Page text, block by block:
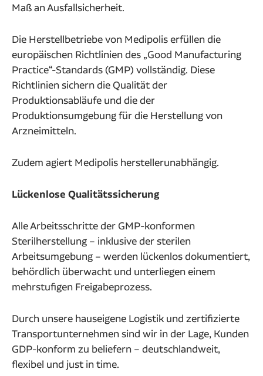
Maß an Ausfallsicherheit.
Die Herstellbetriebe von Medipolis erfüllen die
europäischen Richtlinien des „Good Manufacturing
Practice“-Standards (GMP) vollständig. Diese
Richtlinien sichern die Qualität der
Produktionsabläufe und die der
Produktionsumgebung für die Herstellung von
Arzneimitteln.
Zudem agiert Medipolis herstellerunabhängig.
Lückenlose Qualitätssicherung
Alle Arbeitsschritte der GMP-konformen
Sterilherstellung – inklusive der sterilen
Arbeitsumgebung – werden lückenlos dokumentiert,
behördlich überwacht und unterliegen einem
mehrstufigen Freigabeprozess.
Durch unsere hauseigene Logistik und zertifizierte
Transportunternehmen sind wir in der Lage, Kunden
GDP-konform zu beliefern – deutschlandweit,
flexibel und just in time.